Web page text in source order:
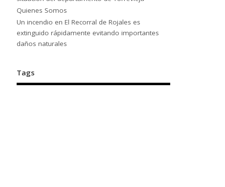
Quienes Somos
Un incendio en El Recorral de Rojales es
extinguido rápidamente evitando importantes
daños naturales
Tags